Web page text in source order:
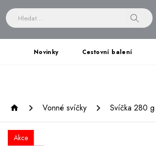
Novinky Cestovní balení
Vonné svíčky Svíčka 280 g
Akce